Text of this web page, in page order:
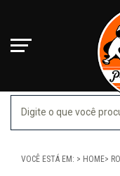
VOCÊ ESTÁ EM: HOME